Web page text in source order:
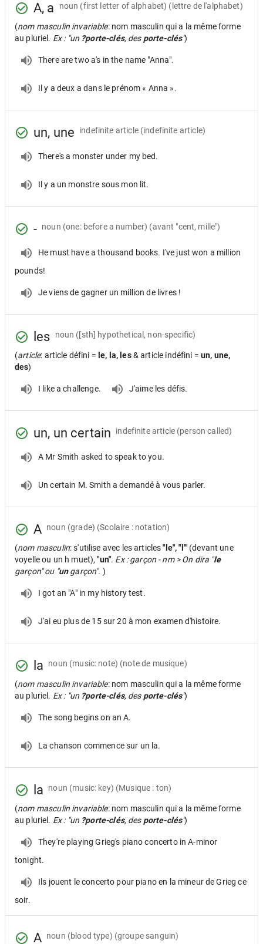
A, a noun (first letter of alphabet) (lettre de l'alphabet)
(nom masculin invariable: nom masculin qui a la même forme
au pluriel. Ex : "un ?porte-clés, des porte-clés")
There are two a's in the name "Anna".
Il y a deux a dans le prénom « Anna ».
un, une indefinite article (indefinite article)
There's a monster under my bed.
Il y a un monstre sous mon lit.
- noun (one: before a number) (avant "cent, mille")
He must have a thousand books. I've just won a million
pounds!
Je viens de gagner un million de livres !
les noun ([sth] hypothetical, non-specific)
(article: article défini = le, la, les& article indéfini =un, une,
des)
I like a challenge. J'aime les défis.
un, un certain indefinite article (person called)
A Mr Smith asked to speak to you.
Un certain M. Smith a demandé à vous parler.
A noun (grade) (Scolaire : notation)
(nom masculin: s'utilise avec les articles"le", "l'" (devant une
voyelle ou un h muet),"un". Ex : garçon - nm > On dira "le
garçon" ou "ungarçon". )
I got an "A" in my history test.
J'ai eu plus de 15 sur 20 à mon examen d'histoire.
la noun (music: note) (note de musique)
(nom masculin invariable: nom masculin qui a la même forme
au pluriel. Ex : "un ?porte-clés, des porte-clés")
The song begins on an A.
La chanson commence sur un la.
la noun (music: key) (Musique : ton)
(nom masculin invariable: nom masculin qui a la même forme
au pluriel. Ex : "un ?porte-clés, des porte-clés")
They're playing Grieg's piano concerto in A-minor
tonight.
Ils jouent le concerto pour piano en la mineur de Grieg ce
soir.
A noun (blood type) (groupe sanguin)